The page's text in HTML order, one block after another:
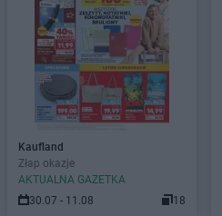
Kaufland
Złap okazje
AKTUALNA GAZETKA
30.07 - 11.08
18